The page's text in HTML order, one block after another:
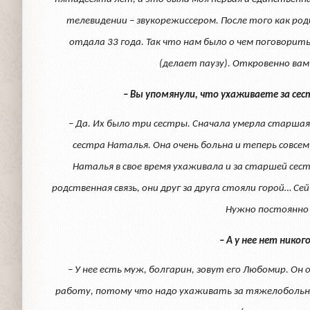
телевидении – звукорежиссером. После того как
отдала 33 года. Так что нам было о чем
(делает паузу). Откровенно
– Вы упомянули, что ухаживаете за
– Да. Их было три сестры. Сначала умерла
сестра Наталья. Она очень больна и теперь
Наталья в свое время ухаживала и за старшей
родственная связь, они друг за друга стояли горой…
Нужно
– А у нее нет
– У нее есть муж, болгарин, зовут его Любомир. Он
работу, потому что надо ухаживать за